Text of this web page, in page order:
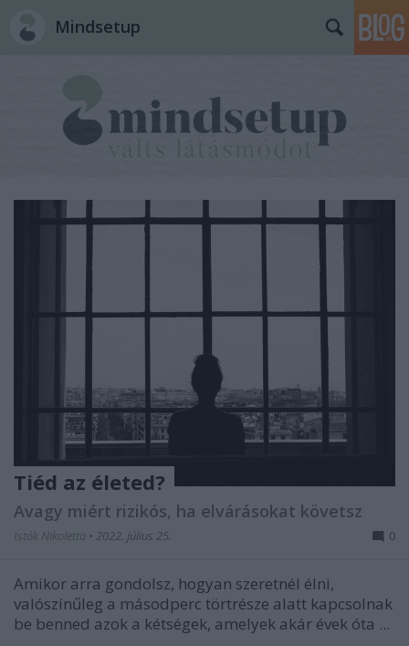
Mindsetup
Tiéd az életed?
Avagy miért rizikós, ha elvárásokat követsz
Istók Nikoletta • 2022. július 25. 0
Amikor arra gondolsz, hogyan szeretnél élni,
valószínűleg a másodperc törtrésze alatt kapcsolnak
be benned azok a kétségek, amelyek akár évek óta ...